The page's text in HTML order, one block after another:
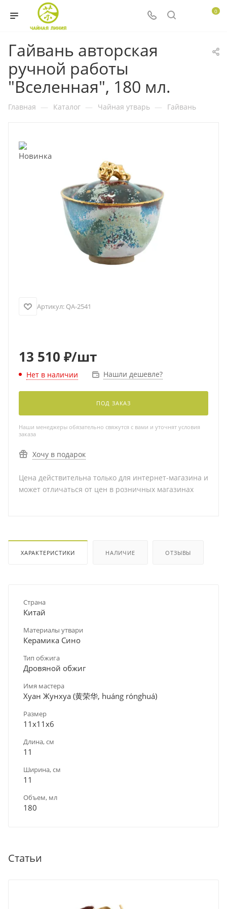
0
Гайвань авторская
ручной работы
"Вселенная", 180 мл.
Главная — Каталог — Чайная утварь — Гайвань
Артикул: QA-2541
13 510 ₽/шт
Нет в наличии Нашли дешевле?
ПОД ЗАКАЗ
Наши менеджеры обязательно свяжутся с вами и уточнят условия
заказа
Хочу в подарок
Цена действительна только для интернет-магазина и
может отличаться от цен в розничных магазинах
ХАРАКТЕРИСТИКИ НАЛИЧИЕ ОТЗЫВЫ
Страна
Китай
Материалы утвари
Керамика Сино
Тип обжига
Дровяной обжиг
Имя мастера
Хуан Жунхуа (黄荣华, huáng rónghuá)
Размер
11х11х6
Длина, см
11
Ширина, см
11
Объем, мл
180
Статьи